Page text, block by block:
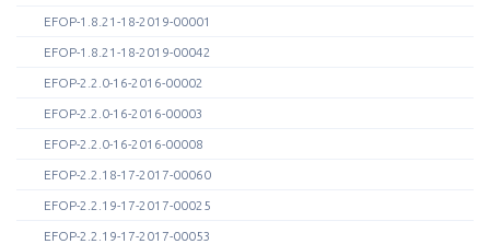
EFOP-1.8.21-18-2019-00001
EFOP-1.8.21-18-2019-00042
EFOP-2.2.0-16-2016-00002
EFOP-2.2.0-16-2016-00003
EFOP-2.2.0-16-2016-00008
EFOP-2.2.18-17-2017-00060
EFOP-2.2.19-17-2017-00025
EFOP-2.2.19-17-2017-00053